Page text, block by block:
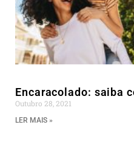
Encaracolado: saiba
Outubro 28, 2021
LER MAIS »